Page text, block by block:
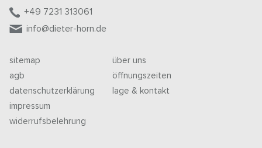
+49 7231 313061
info@dieter-horn.de
sitemap
agb
datenschutzerklärung
impressum
widerrufsbelehrung
über uns
öffnungszeiten
lage & kontakt